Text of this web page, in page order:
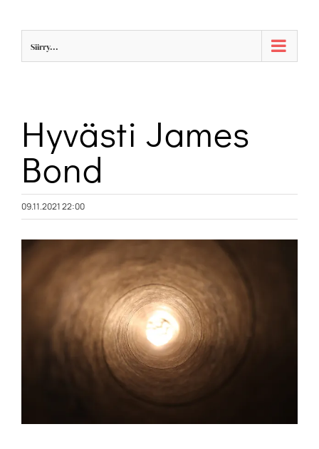
Siirry...
Hyvästi James
Bond
09.11.2021 22:00
Katso
kuvaa
isompana